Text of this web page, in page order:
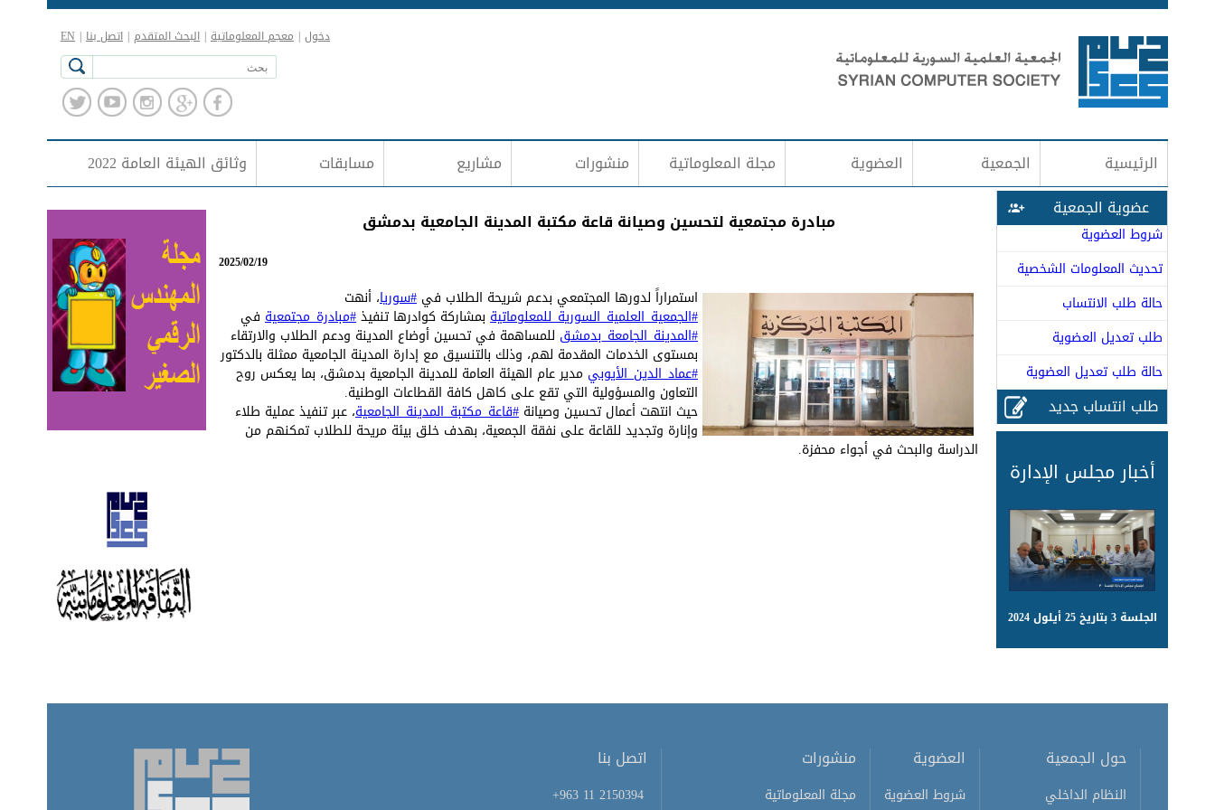
Jump to navigation
دخول | معجم المعلوماتية | البحث المتقدم | اتصل بنا |
EN
الرئيسية الجمعية العضوية مجلة المعلوماتية منشورات مشاريع مسابقات وثائق الهيئة العامة 2022
مبادرة مجتمعية لتحسين وصيانة قاعة مكتبة المدينة الجامعية بدمشق
2025/02/19
استمراراً لدورها المجتمعي بدعم شريحة الطلاب في #سوريا، أنهت
#الجمعية_العلمية_السورية_للمعلوماتية بمشاركة كوادرها تنفيذ#مبادرة_مجتمعية في
#المدينة_الجامعة_بدمشق للمساهمة في تحسين أوضاع المدينة ودعم الطلاب والارتقاء
بمستوى الخدمات المقدمة لهم، وذلك بالتنسيق مع إدارة المدينة الجامعية ممثلة بالدكتور
#عماد_الدين_الأيوبي مدير عام الهيئة العامة للمدينة الجامعية بدمشق، بما يعكس روح
التعاون والمسؤولية التي تقع على كاهل كافة القطاعات الوطنية.
حيث انتهت أعمال تحسين وصيانة #قاعة_مكتبة_المدينة_الجامعية، عبر تنفيذ عملية طلاء
وإنارة وتجديد للقاعة على نفقة الجمعية، بهدف خلق بيئة مريحة للطلاب تمكنهم من
الدراسة والبحث في أجواء محفزة.
عضوية الجمعية
شروط العضوية
تحديث المعلومات الشخصية
حالة طلب الانتساب
طلب تعديل العضوية
حالة طلب تعديل العضوية
طلب انتساب جديد
أخبار مجلس الإدارة
الجلسة 3 بتاريخ 25 أيلول 2024
حول الجمعية
النظام الداخلي
العضوية
شروط العضوية
منشورات
مجلة المعلوماتية
اتصل بنا
+963 11 2150394